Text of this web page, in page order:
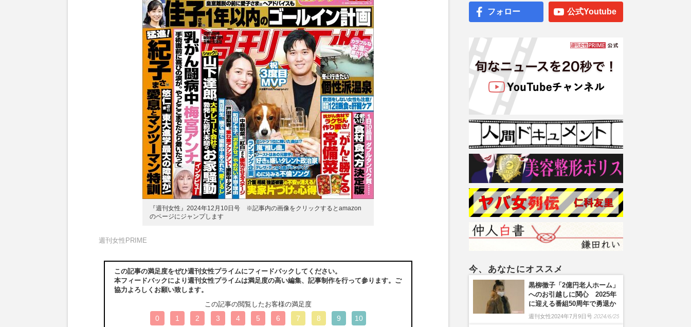
『週刊女性』2024年12月10日号 ※記事内の画像をクリックするとamazon
のページにジャンプします
週刊女性PRIME
この記事の満足度をぜひ週刊女性プライムにフィードバックしてください。
本フィードバックにより週刊女性プライムは満足度の高い編集、記事制作を行って参ります。ご
協力よろしくお願い致します。
この記事の閲覧したお客様の満足度
0 1 2 3 4 5 6 7 8 9 10
フォロー 公式Youtube
今、あなたにオススメ
黒柳徹子「2億円老人ホーム」
へのお引越しに関心 2025年
に迎える番組50周年で勇退か
週刊女性2024年7月9日号 2024/6/25